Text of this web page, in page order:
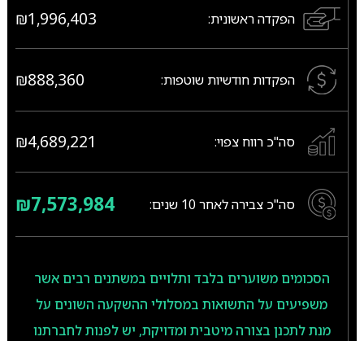
הפקדה ראשונית: ₪1,996,403
הפקדות חודשיות שוטפות: ₪888,360
סה"כ רווח צפוי: ₪4,689,221
סה"כ צבירה לאחר 10 שנים: ₪7,573,984
הסכומים משוערים בלבד ותלויים במשתנים רבים אשר
משפיעים על התשואות במסלולי ההשקעה השונים על
מנת לתכנן בצורה מיטבית ומדויקת, יש לפנות לחברתנו